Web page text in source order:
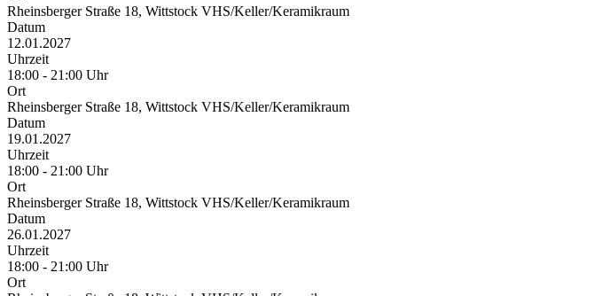
Rheinsberger Straße 18, Wittstock VHS/Keller/Keramikraum
Datum
12.01.2027
Uhrzeit
18:00 - 21:00 Uhr
Ort
Rheinsberger Straße 18, Wittstock VHS/Keller/Keramikraum
Datum
19.01.2027
Uhrzeit
18:00 - 21:00 Uhr
Ort
Rheinsberger Straße 18, Wittstock VHS/Keller/Keramikraum
Datum
26.01.2027
Uhrzeit
18:00 - 21:00 Uhr
Ort